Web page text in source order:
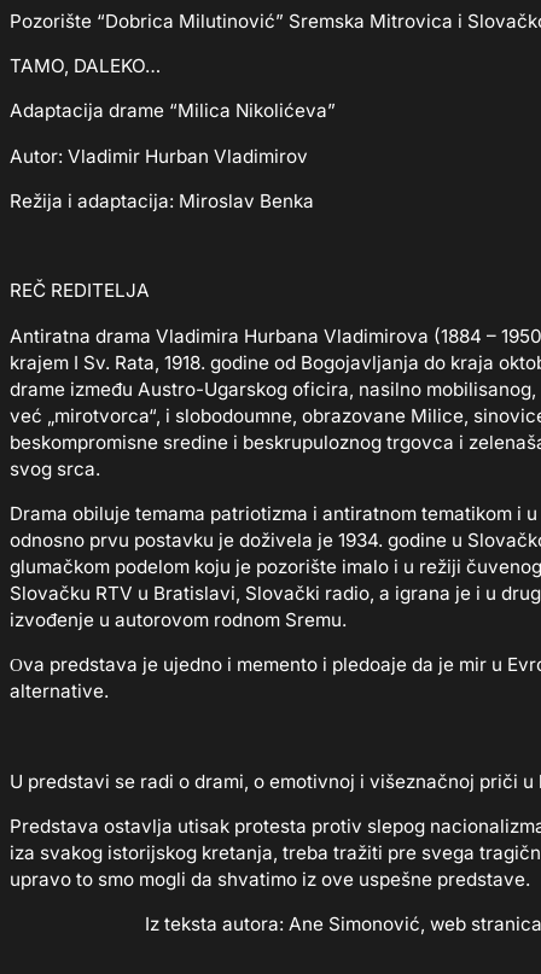
Pozorište “Dobrica Milutinović” Sremska Mitrovica i
TAMO, DALEKO…
Adaptacija drame “Milica Nikolićeva”
Autor: Vladimir Hurban Vladimirov
Režija i adaptacija: Miroslav Benka
REČ REDITELJA
Antiratna drama Vladimira Hurbana Vladimirova (1884 –
krajem I Sv. Rata, 1918. godine od Bogojavljanja do kraja
drame između Austro-Ugarskog oficira, nasilno
već „mirotvorca“, i slobodoumne, obrazovane Milice,
beskompromisne sredine i beskrupuloznog trgovca i
svog srca.
Drama obiluje temama patriotizma i antiratnom tematikom i
odnosno prvu postavku je doživela je 1934. godine u
glumačkom podelom koju je pozorište imalo i u režiji
Slovačku RTV u Bratislavi, Slovački radio, a igrana je i u
izvođenje u autorovom rodnom Sremu.
Оva predstava je ujedno i memento i pledoaje da je mir u
alternative.
U predstavi se radi o drami, o emotivnoj i višeznačnoj priči
Predstava ostavlja utisak protesta protiv slepog
iza svakog istorijskog kretanja, treba tražiti pre svega
upravo to smo mogli da shvatimo iz ove uspešne predstave.
Iz teksta autora: Ane Simonović, web stranica